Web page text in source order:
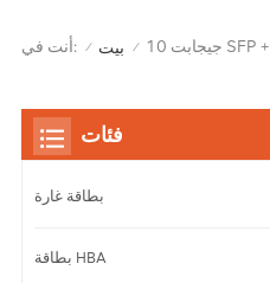
أنت في: / بيت / 10 جيجابت SFP +
فئات
بطاقة غارة
بطاقة HBA